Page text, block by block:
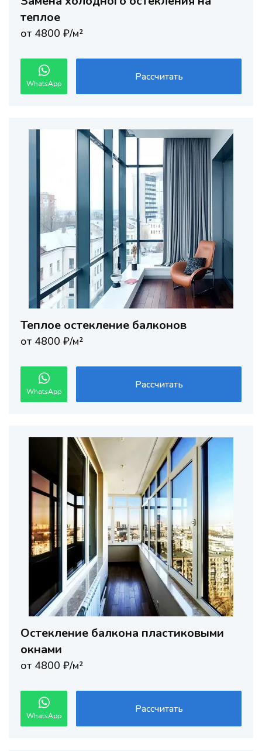
теплое
от 4800 ₽/м²
WhatsApp
Рассчитать
Теплое остекление балконов
от 4800 ₽/м²
WhatsApp
Рассчитать
Остекление балкона пластиковыми
окнами
от 4800 ₽/м²
WhatsApp
Рассчитать